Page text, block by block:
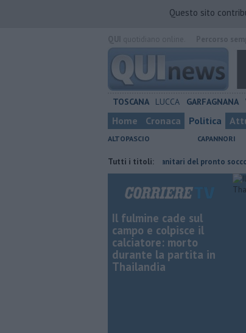
Questo sito
TOSCANA LUCCA GARFAGNANA
Home Cronaca Politica
ALTOPASCIO CAPANNORI
Tutti i titoli:
Calci e pugni ai sanitari del pronto soccorso
Il fulmine cade sul
campo e colpisce il
calciatore: morto
durante la partita in
Thailandia